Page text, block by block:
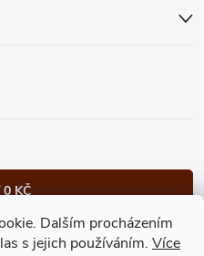
Dalším procházením
s jejich používáním. Více
0 KČ
Bonvolo - přidej se taky